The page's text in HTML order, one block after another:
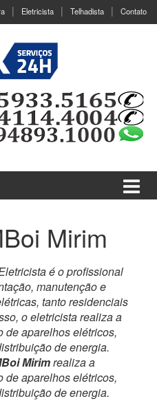
Eletricista Telhadista Contato
Mirim
é o profissional
manutenção e
tanto residenciais
o eletricista realiza a
de aparelhos elétricos,
de energia.
Mirimrealiza a
de aparelhos elétricos,
de energia.